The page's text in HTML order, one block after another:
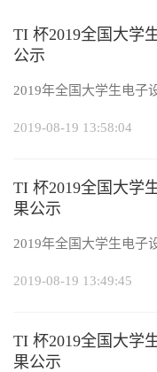
TI 杯2019全国大学
公示
2019年全国大学生电子
2019-08-19 13:58:04
TI 杯2019全国大学
果公示
2019年全国大学生电子
2019-08-19 13:49:45
TI 杯2019全国大学
果公示